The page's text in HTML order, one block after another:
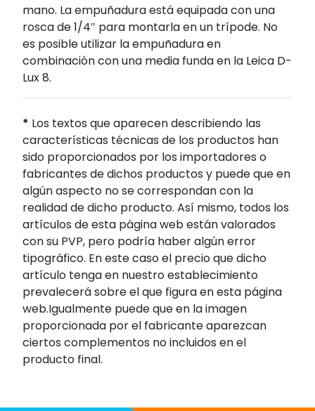
mano. La empuñadura está equipada con una
rosca de 1/4″ para montarla en un trípode. No
es posible utilizar la empuñadura en
combinación con una media funda en la Leica D-
Lux 8.
* Los textos que aparecen describiendo las
características técnicas de los productos han
sido proporcionados por los importadores o
fabricantes de dichos productos y puede que en
algún aspecto no se correspondan con la
realidad de dicho producto. Así mismo, todos los
artículos de esta página web están valorados
con su PVP, pero podría haber algún error
tipográfico. En este caso el precio que dicho
artículo tenga en nuestro establecimiento
prevalecerá sobre el que figura en esta página
web.Igualmente puede que en la imagen
proporcionada por el fabricante aparezcan
ciertos complementos no incluidos en el
producto final.